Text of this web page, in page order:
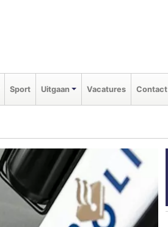
Sport Uitgaan Vacatures Contact